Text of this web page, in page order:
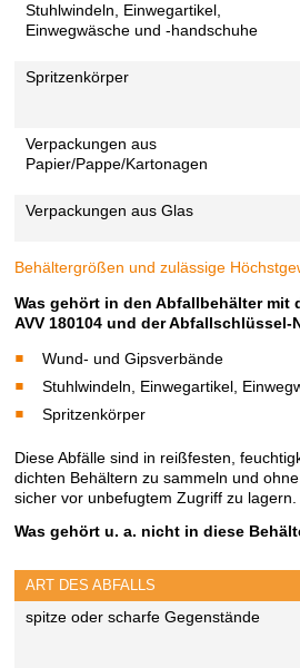
Stuhlwindeln, Einwegartikel,
Einwegwäsche und -handschuhe
Spritzenkörper
Verpackungen aus
Papier/Pappe/Kartonagen
Verpackungen aus Glas
Behältergrößen und zulässige
Was gehört in den Abfallbehälter mit
AVV 180104 und der Abfallschlüssel-
Wund- und Gipsverbände
Stuhlwindeln, Einwegartikel,
Spritzenkörper
Diese Abfälle sind in reißfesten,
dichten Behältern zu sammeln und
sicher vor unbefugtem Zugriff zu lagern.
Was gehört u. a. nicht in diese
ART DES ABFALLS
spitze oder scharfe Gegenstände